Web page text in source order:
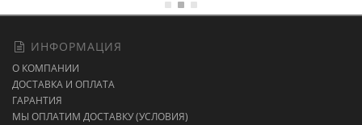
ИНФОРМАЦИЯ
О КОМПАНИИ
ДОСТАВКА И ОПЛАТА
ГАРАНТИЯ
МЫ ОПЛАТИМ ДОСТАВКУ (УСЛОВИЯ)